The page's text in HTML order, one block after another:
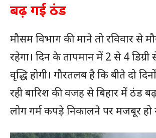
बढ़ गई ठंड
मौसम विभाग की माने तो रविवार से
रहेगा। दिन के तापमान में 2 से 4
वृद्धि होगी। गौरतलब है कि बीते दो
रही बारिश की वजह से बिहार में ठंड
लोग गर्म कपड़े निकालने पर मजबूर हो